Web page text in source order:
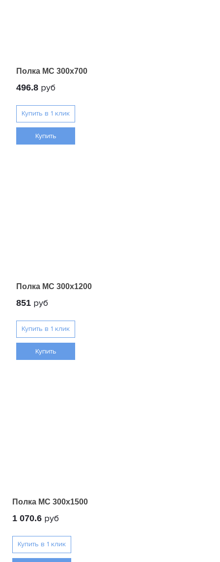
Полка МС 300x700
496.8 руб
Купить
Полка МС 300х1200
851 руб
Купить
Полка МС 300х1500
1 070.6 руб